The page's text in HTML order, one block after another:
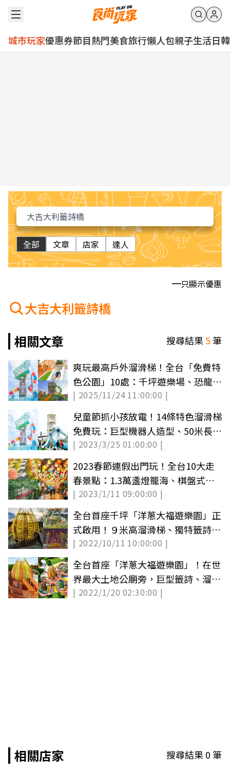
城市玩家優惠券節目熱門美食旅行懶人包親子生活日韓
全部 文章 店家 達人
只顯示優惠
大吉大利籤詩橋
相關文章
搜尋結果5筆
爽玩最高戶外溜滑梯！全台「免費特
色公園」10處：千坪遊樂場、恐龍主
題公園
| 2025/11/24 11:00:00 |
兒童節抓小孩放電！14條特色溜滑梯
免費玩：巨型機器人造型、50米長滾
輪滑梯
| 2023/3/25 01:00:00 |
2023春節連假出門玩！全台10大走
春景點：1.3萬盞燈籠海、棋盤式漸
層落羽松
| 2023/1/11 09:00:00 |
全台首座千坪「洋蔥大福遊樂園」正
式啟用！９米高溜滑梯、獨特籤詩橋
玩到翻
| 2022/10/11 10:00:00 |
全台首座「洋蔥大福遊樂園」！在世
界最大土地公廟旁，巨型籤詩、溜滑
梯可玩
| 2022/1/20 02:30:00 |
相關店家 搜尋結果0筆